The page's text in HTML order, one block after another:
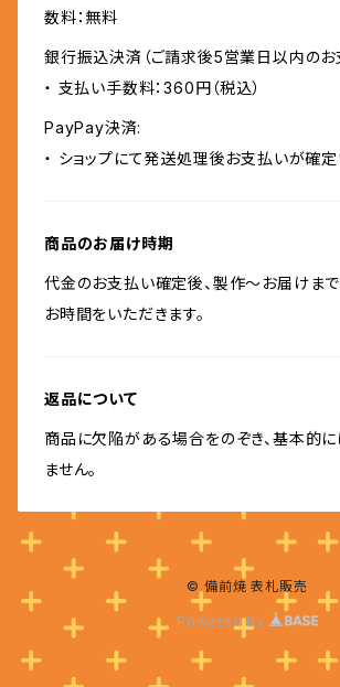
数料：無料
銀行振込決済（ご請求後5営業日以内のお
・ 支払い手数料：360円（税込）
PayPay決済:
・ ショップにて発送処理後お支払いが確定
商品のお届け時期
代金のお支払い確定後、製作～お届けま
お時間をいただきます。
返品について
商品に欠陥がある場合をのぞき、基本的
ません。
© 備前焼 表札販売
Powered by